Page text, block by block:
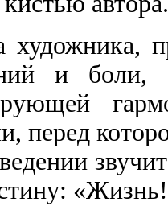
художника,
и боли,
перед